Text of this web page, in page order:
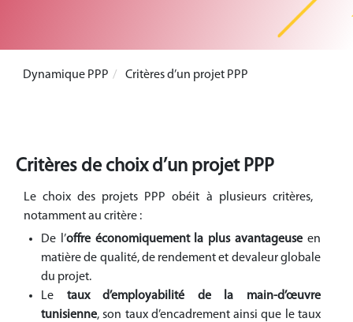
Dynamique PPP Critères d’un projet PPP
Critères de choix d’un projet PPP
Le choix des projets PPP obéit à plusieurs critères,
notamment au critère :
De l’offre économiquement la plus avantageuse en
matière de qualité, de rendement et devaleur globale
du projet.
Le taux d’employabilité de la main-d’œuvre
tunisienne, son taux d’encadrement ainsi que le taux